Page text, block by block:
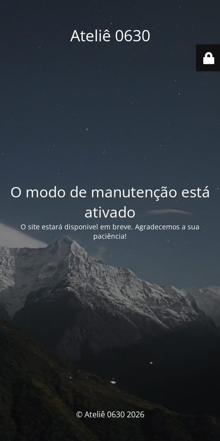
Ateliê 0630
O modo de manutenção está
ativado
O site estará disponivel em breve. Agradecemos a sua
paciência!
© Ateliê 0630 2026